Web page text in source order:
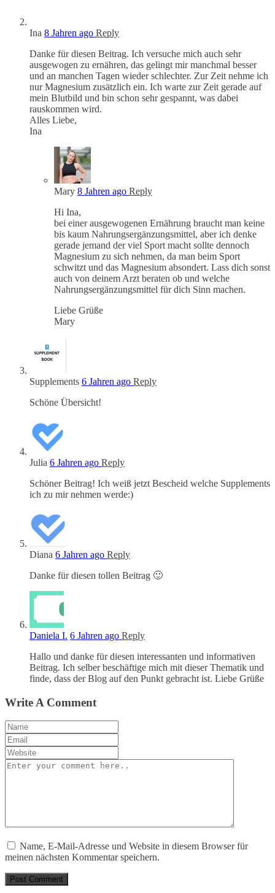
Ina 8 Jahren ago Reply
Danke für diesen Beitrag. Ich versuche mich auch sehr
ausgewogen zu ernähren, das gelingt mir manchmal besser
und an manchen Tagen wieder schlechter. Zur Zeit nehme ich
nur Magnesium zusätzlich ein. Ich warte zur Zeit gerade auf
mein Blutbild und bin schon sehr gespannt, was dabei
rauskommen wird.
Alles Liebe,
Ina
Mary 8 Jahren ago Reply
Hi Ina,
bei einer ausgewogenen Ernährung braucht man keine
bis kaum Nahrungsergänzungsmittel, aber ich denke
gerade jemand der viel Sport macht sollte dennoch
Magnesium zu sich nehmen, da man beim Sport
schwitzt und das Magnesium absondert. Lass dich sonst
auch von deinem Arzt beraten ob und welche
Nahrungsergänzungsmittel für dich Sinn machen.
Liebe Grüße
Mary
Supplements 6 Jahren ago Reply
Schöne Übersicht!
Julia 6 Jahren ago Reply
Schöner Beitrag! Ich weiß jetzt Bescheid welche Supplements
ich zu mir nehmen werde:)
Diana 6 Jahren ago Reply
Danke für diesen tollen Beitrag 🙂
Daniela I. 6 Jahren ago Reply
Hallo und danke für diesen interessanten und informativen
Beitrag. Ich selber beschäftige mich mit dieser Thematik und
finde, dass der Blog auf den Punkt gebracht ist. Liebe Grüße
Write A Comment
Name, E-Mail-Adresse und Website in diesem Browser für
meinen nächsten Kommentar speichern.